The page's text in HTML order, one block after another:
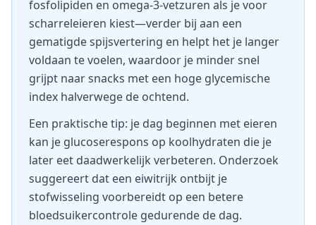
fosfolipiden en omega-3-vetzuren als je voor
scharreleieren kiest—verder bij aan een
gematigde spijsvertering en helpt het je langer
voldaan te voelen, waardoor je minder snel
grijpt naar snacks met een hoge glycemische
index halverwege de ochtend.
Een praktische tip: je dag beginnen met eieren
kan je glucoserespons op koolhydraten die je
later eet daadwerkelijk verbeteren. Onderzoek
suggereert dat een eiwitrijk ontbijt je
stofwisseling voorbereidt op een betere
bloedsuikercontrole gedurende de dag.